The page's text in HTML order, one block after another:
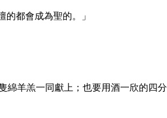
都會成為聖的。」
綿羊羔一同獻上；也要用酒一欣的四分